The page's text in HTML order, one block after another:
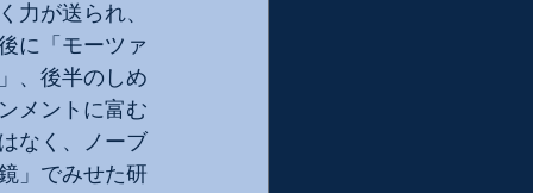
力が送られ、
に「モーツァ
、後半のしめ
メントに富む
なく、ノーブ
」でみせた研